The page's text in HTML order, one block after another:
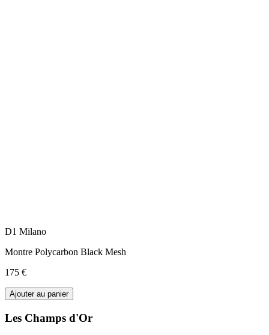
D1 Milano
Montre Polycarbon Black Mesh
175 €
Ajouter au panier
Les Champs d'Or